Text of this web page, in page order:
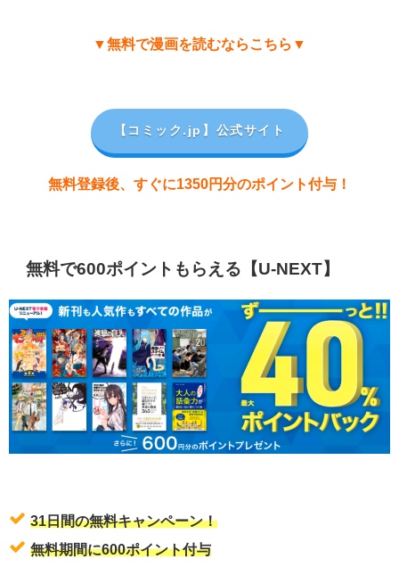
▼無料で漫画を読むならこちら▼
【コミック.jp 】公式サイト
無料登録後、すぐに1350円分のポイント付与！
無料で600ポイントもらえる【U-NEXT】
31日間の無料キャンペーン！
無料期間に600ポイント付与